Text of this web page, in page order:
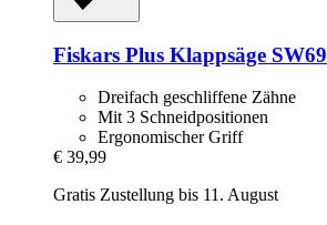
Fiskars Plus Klappsäge SW69
Dreifach geschliffene Zähne
Mit 3 Schneidpositionen
Ergonomischer Griff
€ 39,99
Gratis Zustellung bis 11. August